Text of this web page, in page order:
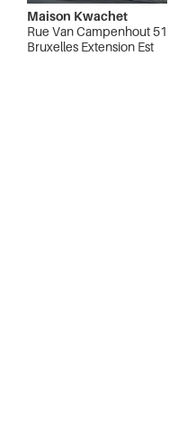
Maison Kwachet
Rue Van Campenhout 51
Bruxelles Extension Est